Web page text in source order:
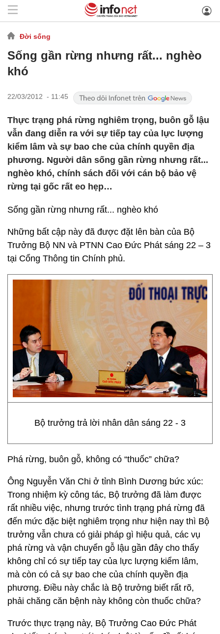
Đời sống
Sống gần rừng nhưng rất... nghèo
khó
22/03/2012 - 11:45
Thực trạng phá rừng nghiêm trọng, buôn gỗ lậu
vẫn đang diễn ra với sự tiếp tay của lực lượng
kiểm lâm và sự bao che của chính quyền địa
phương. Người dân sống gần rừng nhưng rất...
nghèo khó, chính sách đối với cán bộ bảo vệ
rừng tại gốc rất eo hẹp…
Sống gần rừng nhưng rất... nghèo khó
Những bất cập này đã được đặt lên bàn của Bộ
Trưởng Bộ NN và PTNN Cao Đức Phát sáng 22 – 3
tại Cổng Thông tin Chính phủ.
Bộ trưởng trả lời nhân dân sáng 22 - 3
Phá rừng, buôn gỗ, không có “thuốc” chữa?
Ông Nguyễn Văn Chi ở tỉnh Bình Dương bức xúc:
Trong nhiệm kỳ công tác, Bộ trưởng đã làm được
rất nhiều việc, nhưng trước tình trạng phá rừng đã
đến mức đặc biệt nghiêm trọng như hiện nay thì Bộ
trưởng vẫn chưa có giải pháp gì hiệu quả, các vụ
phá rừng và vận chuyển gỗ lậu gần đây cho thấy
không chỉ có sự tiếp tay của lực lượng kiểm lâm,
mà còn có cả sự bao che của chính quyền địa
phương. Điều này chắc là Bộ trưởng biết rất rõ,
phải chăng căn bệnh này không còn thuốc chữa?
Trước thực trạng này, Bộ Trưởng Cao Đức Phát